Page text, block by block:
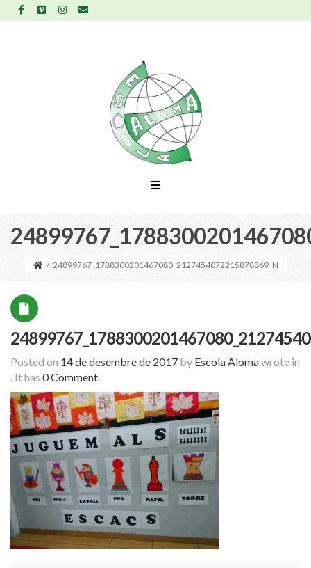
/ 24899767_1788300201467080_2127454072215878869_N
Posted on 14 de desembre de 2017 by Escola Alomawrote in
. It has 0 Comment.